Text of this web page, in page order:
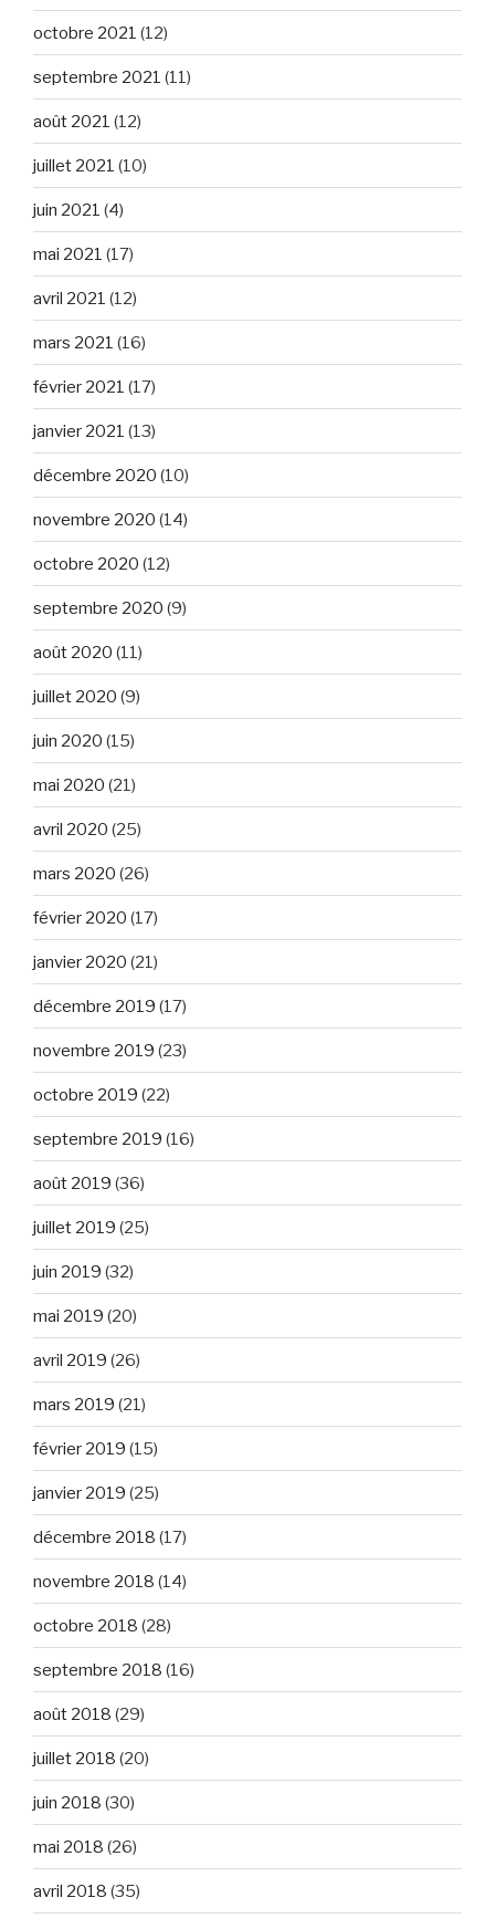
octobre 2021 (12)
septembre 2021 (11)
août 2021 (12)
juillet 2021 (10)
juin 2021 (4)
mai 2021 (17)
avril 2021 (12)
mars 2021 (16)
février 2021 (17)
janvier 2021 (13)
décembre 2020 (10)
novembre 2020 (14)
octobre 2020 (12)
septembre 2020 (9)
août 2020 (11)
juillet 2020 (9)
juin 2020 (15)
mai 2020 (21)
avril 2020 (25)
mars 2020 (26)
février 2020 (17)
janvier 2020 (21)
décembre 2019 (17)
novembre 2019 (23)
octobre 2019 (22)
septembre 2019 (16)
août 2019 (36)
juillet 2019 (25)
juin 2019 (32)
mai 2019 (20)
avril 2019 (26)
mars 2019 (21)
février 2019 (15)
janvier 2019 (25)
décembre 2018 (17)
novembre 2018 (14)
octobre 2018 (28)
septembre 2018 (16)
août 2018 (29)
juillet 2018 (20)
juin 2018 (30)
mai 2018 (26)
avril 2018 (35)